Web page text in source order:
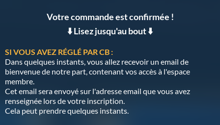
Votre commande est confirmée !
⬇️ Lisez jusqu'au bout ⬇️
SI VOUS AVEZ RÉGLÉ PAR CB :
Dans quelques instants, vous allez recevoir un email de
bienvenue de notre part, contenant vos accès à l'espace
membre.
Cet email sera envoyé sur l'adresse email que vous avez
renseignée lors de votre inscription.
Cela peut prendre quelques instants.